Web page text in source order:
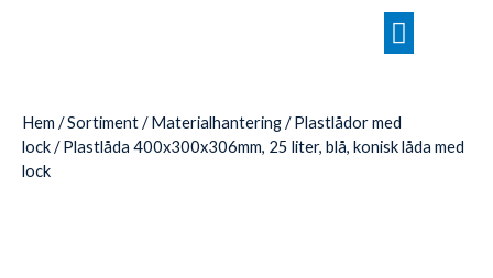
Hem /Sortiment/Materialhantering/Plastlådor med
lock/ Plastlåda 400x300x306mm, 25 liter, blå, konisk låda med
lock